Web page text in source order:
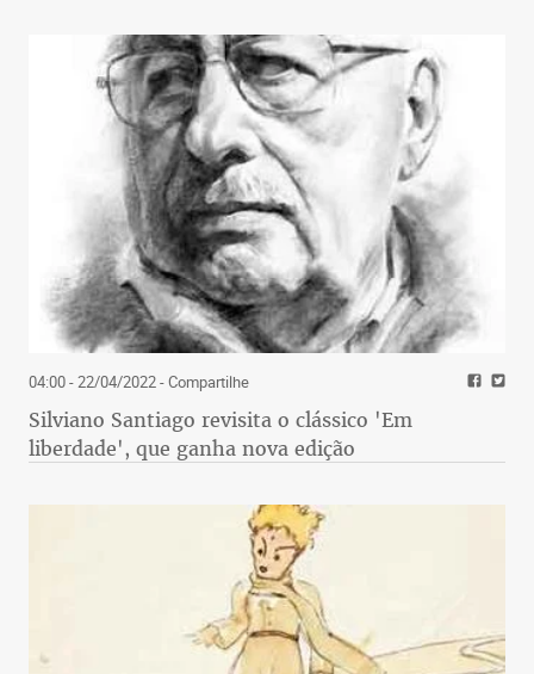
processo. “Eles precisam de refrigeração para se
manterem estáveis. A própria demora no
armazenamento do produto quando ele chega ao
supermercado ou no transporte até a nossa casa
pode fazer com que ele sofra alterações”,
complementa Michelle. Outro fator que deve ser
sempre levado em consideração é a quantidade de
açúcar presente em cada uma das fórmulas. Além
disso, o excesso de produtos industrializados é o
grande problema da sociedade atualmente. Quanto
mais artificial for o alimento, maior a tendência a
cuidado é verificar a data de validade. “Quanto
mais caseiro e próximo do natural, melhor”,
conclui nutrólogo Allan Ferreira.
04:00 - 22/04/2022- Compartilhe
Silviano Santiago revisita o clássico 'Em
liberdade', que ganha nova edição